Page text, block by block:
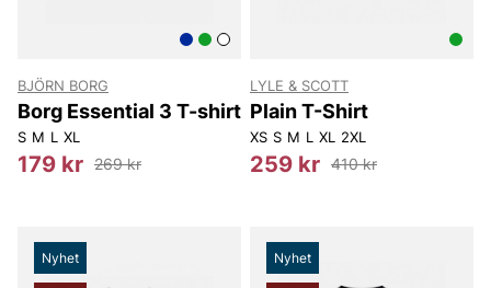
BJÖRN BORG
Borg Essential 3 T-shirt
S M L XL
179 kr 269 kr
LYLE & SCOTT
Plain T-Shirt
XS S M L XL 2XL
259 kr 410 kr
Nyhet Nyhet